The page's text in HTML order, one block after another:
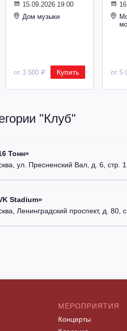
15.09.2026 19:00
Дом музыки
от 3 500 ₽ Купить от 5
"Клуб"
Тонн»
ул. Пресненский Вал, д. 6, стр. 1.
Stadium»
Ленинградский проспект, д. 80, стр. 17.
МЕРОПРИЯТИЯ
Концерты